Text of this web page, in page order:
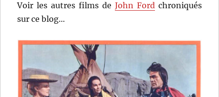
Voir les autres films de John Fordchroniqués
sur ce blog…